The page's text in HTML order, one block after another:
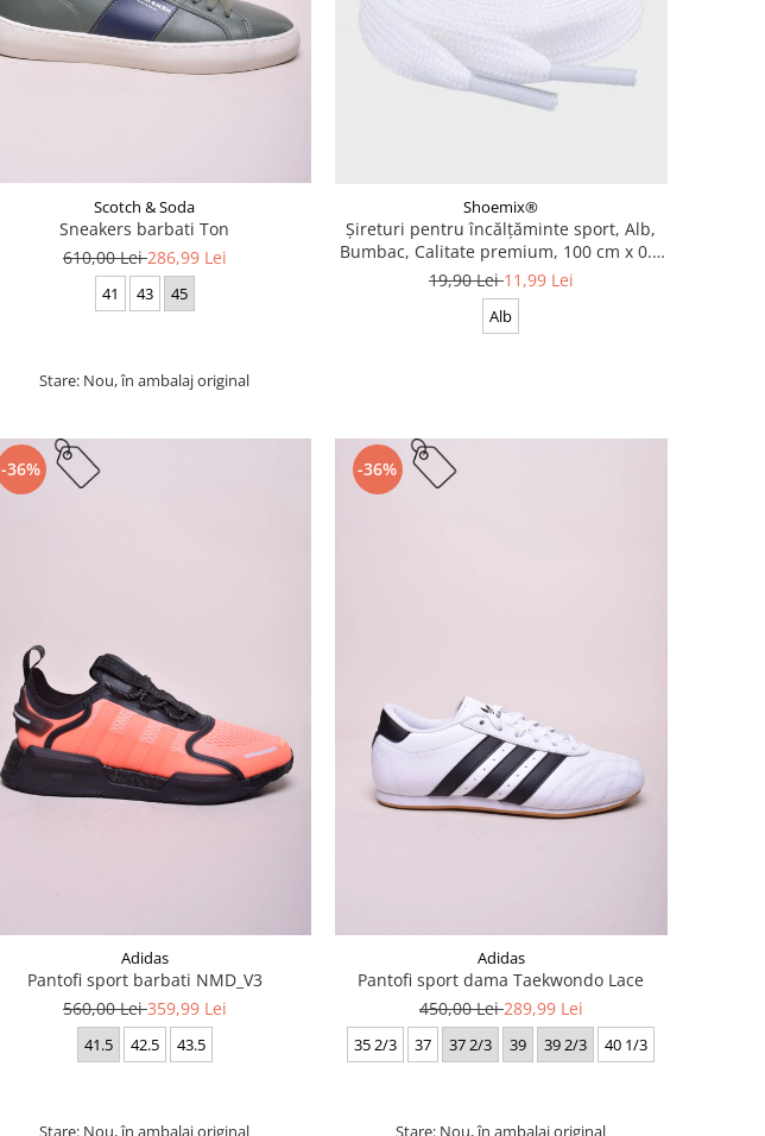
Scotch & Soda
Sneakers barbati Ton
610,00 Lei286,99 Lei
41 43 45
Stare: Nou, în ambalaj original
Shoemix®
Șireturi pentru încălțăminte sport, Alb,
Bumbac, Calitate premium, 100 cm x 0.8
cm
19,90 Lei11,99 Lei
Alb
-36%
Adidas
Pantofi sport barbati NMD_V3
560,00 Lei359,99 Lei
41.5 42.5 43.5
-36%
Adidas
Pantofi sport dama Taekwondo Lace
450,00 Lei289,99 Lei
35 2/3 37 37 2/3 39 39 2/3 40 1/3